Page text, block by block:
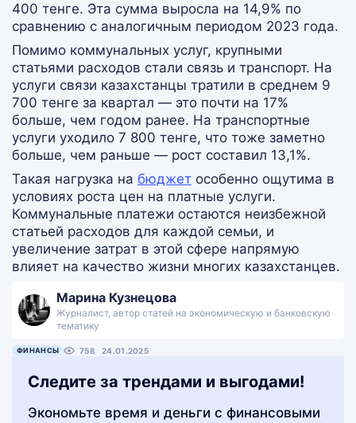
400 тенге. Эта сумма выросла на 14,9% по
сравнению с аналогичным периодом 2023 года.
Помимо коммунальных услуг, крупными
статьями расходов стали связь и транспорт. На
услуги связи казахстанцы тратили в среднем 9
700 тенге за квартал — это почти на 17%
больше, чем годом ранее. На транспортные
услуги уходило 7 800 тенге, что тоже заметно
больше, чем раньше — рост составил 13,1%.
Такая нагрузка на бюджет особенно ощутима в
условиях роста цен на платные услуги.
Коммунальные платежи остаются неизбежной
статьей расходов для каждой семьи, и
увеличение затрат в этой сфере напрямую
влияет на качество жизни многих казахстанцев.
Марина Кузнецова
Журналист, автор статей на экономическую и банковскую
тематику
ФИНАНСЫ 758 24.01.2025
Следите за трендами и выгодами!
Экономьте время и деньги с финансовыми